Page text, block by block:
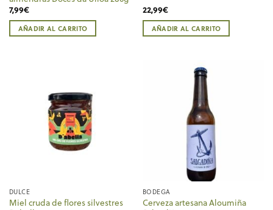
7,99€
AÑADIR AL CARRITO
22,99€
AÑADIR AL CARRITO
DULCE
Miel cruda de flores silvestres
BODEGA
Cerveza artesana Aloumiña